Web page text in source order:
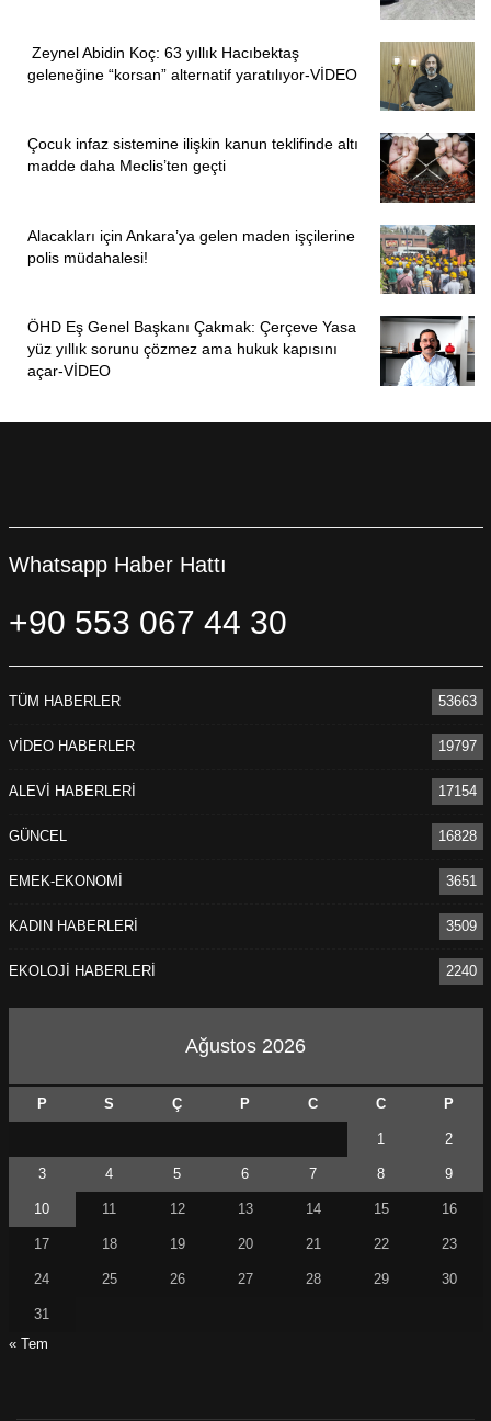
Zeynel Abidin Koç: 63 yıllık Hacıbektaş
geleneğine “korsan” alternatif yaratılıyor-VİDEO
Çocuk infaz sistemine ilişkin kanun teklifinde altı
madde daha Meclis’ten geçti
Alacakları için Ankara’ya gelen maden işçilerine
polis müdahalesi!
ÖHD Eş Genel Başkanı Çakmak: Çerçeve Yasa
yüz yıllık sorunu çözmez ama hukuk kapısını
açar-VİDEO
Whatsapp Haber Hattı
+90 553 067 44 30
TÜM HABERLER 53663
VİDEO HABERLER 19797
ALEVİ HABERLERİ 17154
GÜNCEL 16828
EMEK-EKONOMİ 3651
KADIN HABERLERİ 3509
EKOLOJİ HABERLERİ 2240
Ağustos 2026
P S Ç P C C P
1 2
3 4 5 6 7 8 9
10 11 12 13 14 15 16
17 18 19 20 21 22 23
24 25 26 27 28 29 30
31
« Tem